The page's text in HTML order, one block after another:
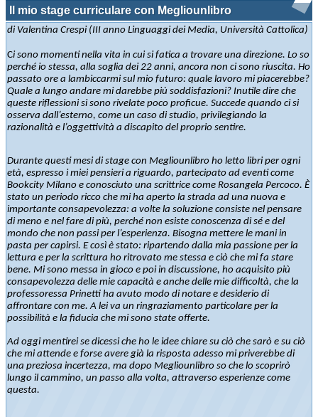
Il mio stage curriculare con Megliounlibro
di Valentina Crespi (III anno Linguaggi dei Media, Università Cattolica)
Ci sono momenti nella vita in cui si fatica a trovare una direzione. Lo so
perché io stessa, alla soglia dei 22 anni, ancora non ci sono riuscita. Ho
passato ore a lambiccarmi sul mio futuro: quale lavoro mi piacerebbe?
Quale a lungo andare mi darebbe più soddisfazioni? Inutile dire che
queste riflessioni si sono rivelate poco proficue. Succede quando ci si
osserva dall’esterno, come un caso di studio, privilegiando la
razionalità e l’oggettività a discapito del proprio sentire.
Durante questi mesi di stage con Megliounlibro ho letto libri per ogni
età, espresso i miei pensieri a riguardo, partecipato ad eventi come
Bookcity Milano e conosciuto una scrittrice come Rosangela Percoco. È
stato un periodo ricco che mi ha aperto la strada ad una nuova e
importante consapevolezza: a volte la soluzione consiste nel pensare
di meno e nel fare di più, perché non esiste conoscenza di sé e del
mondo che non passi per l’esperienza. Bisogna mettere le mani in
pasta per capirsi. E così è stato: ripartendo dalla mia passione per la
lettura e per la scrittura ho ritrovato me stessa e ciò che mi fa stare
bene. Mi sono messa in gioco e poi in discussione, ho acquisito più
consapevolezza delle mie capacità e anche delle mie difficoltà, che la
professoressa Prinetti ha avuto modo di notare e desiderio di
affrontare con me. A lei va un ringraziamento particolare per la
possibilità e la fiducia che mi sono state offerte.
Ad oggi mentirei se dicessi che ho le idee chiare su ciò che sarò e su ciò
che mi attende e forse avere già la risposta adesso mi priverebbe di
una preziosa incertezza, ma dopo Megliounlibro so che lo scoprirò
lungo il cammino, un passo alla volta, attraverso esperienze come
questa.